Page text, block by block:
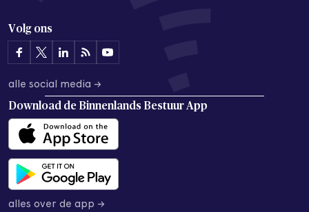
Volg ons
alle social media →
Download de Binnenlands Bestuur App
alles over de app →